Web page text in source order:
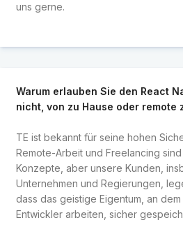
uns gerne.
Warum erlauben Sie den React
nicht, von zu Hause oder remote
TE ist bekannt für seine hohen
Remote-Arbeit und Freelancing
Konzepte, aber unsere Kunden,
Unternehmen und Regierungen,
dass das geistige Eigentum, an
Entwickler arbeiten, sicher